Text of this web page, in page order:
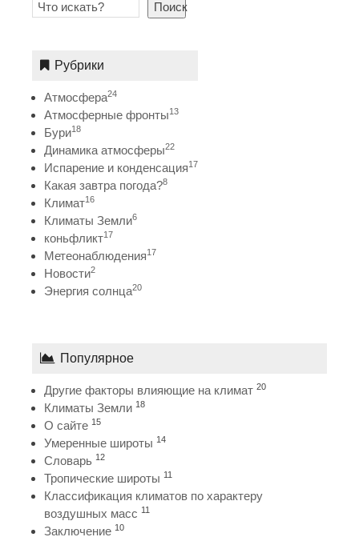
Поиск
Рубрики
Атмосфера24
Атмосферные фронты13
Бури18
Динамика атмосферы22
Испарение и конденсация17
Какая завтра погода?8
Климат16
Климаты Земли6
коньфликт17
Метеонаблюдения17
Новости2
Энергия солнца20
Популярное
Другие факторы влияющие на климат 20
Климаты Земли 18
О сайте 15
Умеренные широты 14
Словарь 12
Тропические широты 11
Классификация климатов по характеру
воздушных масс 11
Заключение 10